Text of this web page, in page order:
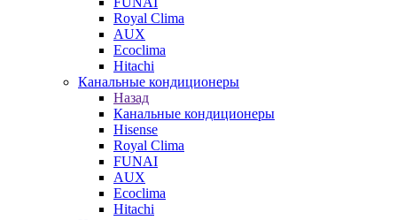
Royal Clima
AUX
Ecoclima
Hitachi
Канальные кондиционеры
Назад
Канальные кондиционеры
Hisense
Royal Clima
FUNAI
AUX
Ecoclima
Hitachi